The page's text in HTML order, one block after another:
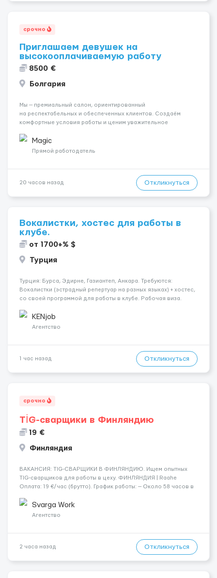
срочно
Приглашаем девушек на
высокооплачиваемую работу
8500 €
Болгария
Мы — премиальный салон, ориентированный
на респектабельных и обеспеченных клиентов. Создаём
комфортные условия работы и ценим уважительное
💎 Высокий доход — от 2000 € в неделю и выше 💎 Честная
сис...
Magic
Прямой работодатель
20 часов назад Откликнуться
Вокалистки, хостес для работы в
клубе.
от 1700+% $
Турция
Турция: Бурса, Эдирне, Газиантеп, Анкара. Требуются:
Вокалистки (эстрадный репертуар на разных языках) + хостеc,
со своей программой для работы в клубе. Рабочая виза.
одного до трех месяцев. Мед. страховка. Высокая зарплат...
KENjob
Агентство
1 час назад Откликнуться
срочно
TİG-сварщики в Финляндию
19 €
Финляндия
​​ВАКАНСИЯ: TIG-СВАРЩИКИ В ФИНЛЯНДИЮ. Ищем опытных
TIG-сварщиков для работы в цеху. ФИНЛЯНДИЯ | Raahe
Оплата: 19 €/час (брутто). График работы: — Около 58 часов в
переработки. Дата начала: — Как можно скорее....
Svarga Work
Агентство
2 часа назад Откликнуться